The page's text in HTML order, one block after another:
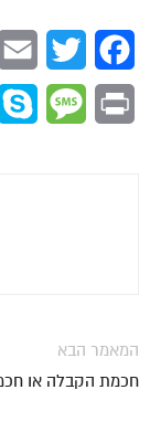
Facebook
Twitter
Print
המאמר הבא
חכמת הקבלה או